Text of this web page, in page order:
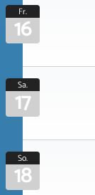
Fr.
16
Sa.
17
So.
18